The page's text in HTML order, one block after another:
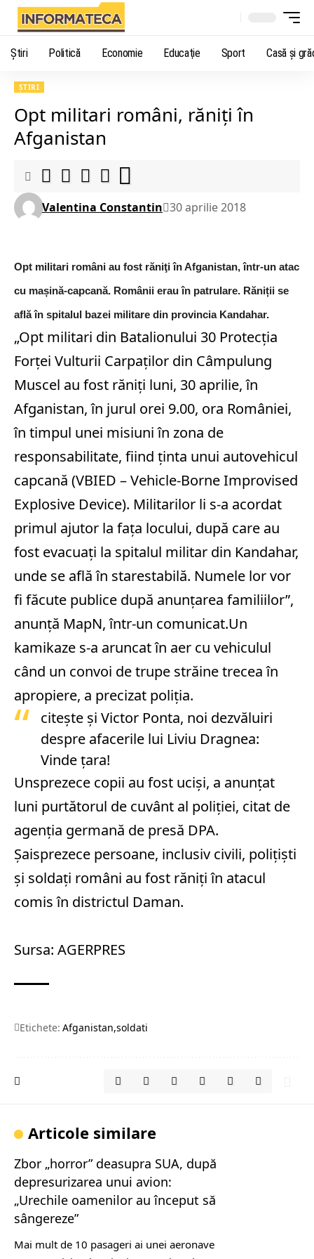
Știri Politică Economie Educaţie Sport Casă şi
ȘTIRI
Opt militari români, răniți în
Afganistan
Valentina Constantin 30 aprilie 2018
Opt militari români au fost răniţi în Afganistan, într-un atac
cu mașină-capcană. Românii erau în patrulare. Răniții se
află în spitalul bazei militare din provincia Kandahar.
„Opt militari din Batalionului 30 Protecţia
Forţei Vulturii Carpaţilor din Câmpulung
Muscel au fost răniți luni, 30 aprilie, în
Afganistan, în jurul orei 9.00, ora României,
în timpul unei misiuni în zona de
responsabilitate, fiind ținta unui autovehicul
capcană (VBIED – Vehicle-Borne Improvised
Explosive Device). Militarilor li s-a acordat
primul ajutor la fața locului, după care au
fost evacuați la spitalul militar din Kandahar,
unde se află în starestabilă. Numele lor vor
fi făcute publice după anunțarea familiilor”,
anunță MapN, într-un comunicat.Un
kamikaze s-a aruncat în aer cu vehiculul
când un convoi de trupe străine trecea în
apropiere, a precizat poliţia.
citeşte şi Victor Ponta, noi dezvăluiri
despre afacerile lui Liviu Dragnea:
Vinde ţara!
Unsprezece copii au fost ucişi, a anunţat
luni purtătorul de cuvânt al poliţiei, citat de
agenţia germană de presă DPA.
Şaisprezece persoane, inclusiv civili, poliţişti
şi soldaţi români au fost răniţi în atacul
comis în districtul Daman.
Sursa: AGERPRES
Etichete: Afganistan soldati
Articole similare
Zbor „horror” deasupra SUA, după
depresurizarea unui avion:
„Urechile oamenilor au început să
sângereze”
Mai mult de 10 pasageri ai unei aeronave